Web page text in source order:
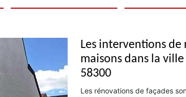
Les interventions de
maisons dans la
58300
Les rénovations de façades